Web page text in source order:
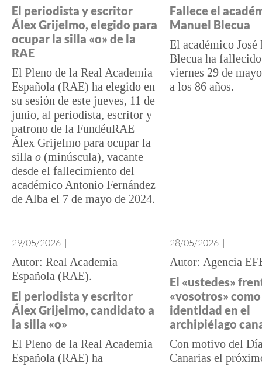
El periodista y escritor
Álex Grijelmo, elegido para
ocupar la silla «o» de la
RAE
El Pleno de la Real Academia
Española (RAE) ha elegido en
su sesión de este jueves, 11 de
junio, al periodista, escritor y
patrono de la FundéuRAE
Álex Grijelmo para ocupar la
silla o (minúscula), vacante
desde el fallecimiento del
académico Antonio Fernández
de Alba el 7 de mayo de 2024.
Fallece el
Manuel Blecua
El académico José
Blecua ha
viernes 29 de
a los 86 años.
29/05/2026 |
Real Academia
Española (RAE)
El periodista y escritor
Álex Grijelmo, candidato a
la silla «o»
El Pleno de la Real Academia
Española (RAE) ha
28/05/2026 |
Agencia
El «ustedes»
«vosotros»
identidad en el
archipiélago
Con motivo del
Canarias el